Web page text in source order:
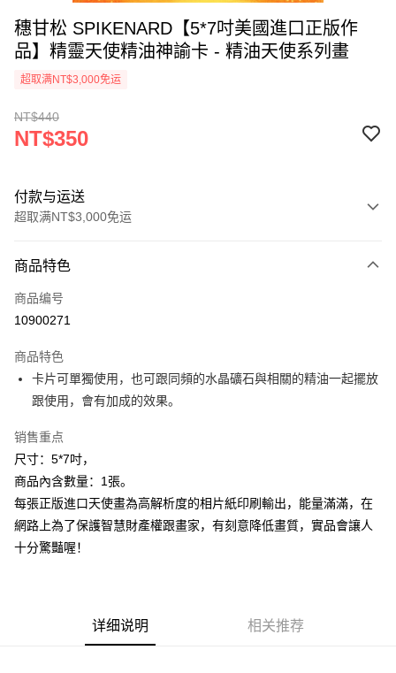
穗甘松 SPIKENARD【5*7吋美國進口正版作
品】精靈天使精油神諭卡 - 精油天使系列畫
超取满NT$3,000免运
NT$440
NT$350
付款与运送
超取满NT$3,000免运
信用卡一次付款
超商取货付款
Apple Pay
街口支付
悠遊付
ATM付款
全家取貨付款
每笔NT$80，满NT$3,000(含以上)免运费
商品特色
商品编号
10900271
商品特色
卡片可單獨使用，也可跟同頻的水晶礦石與相關的精油一起擺放
跟使用，會有加成的效果。
销售重点
尺寸：5*7吋，
商品內含數量：1張。
每張正版進口天使畫為高解析度的相片紙印刷輸出，能量滿滿，在
網路上為了保護智慧財產權跟畫家，有刻意降低畫質，實品會讓人
十分驚豔喔！
详细说明 相关推荐